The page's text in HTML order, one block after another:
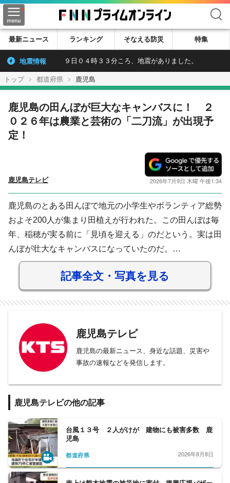
検索
最新ニュース ランキング そなえる防災 特集
地震情報 ９日０４時３３分ころ、地震がありました。
トップ 都道府県 鹿児島
鹿児島の田んぼが巨大なキャンバスに！ ２
０２６年は農業と芸術の「二刀流」が出現予
定！
鹿児島テレビ 2026年7月9日 木曜 午後1:34
鹿児島のとある田んぼで地元の小学生やボランティア総勢
およそ200人が集まり田植えが行われた。この田んぼは毎
年、稲穂が実る前に「見頃を迎える」のだという。実は田
んぼが壮大なキャンバスになっていたのだ。…
記事全文・写真を見る
鹿児島テレビ
鹿児島の最新ニュース、身近な話題、災害や
事故の速報などを発信します。
鹿児島テレビの他の記事
台風１３号 ２人がけが 建物にも被害多数 鹿
児島
都道府県 2026年8月8日